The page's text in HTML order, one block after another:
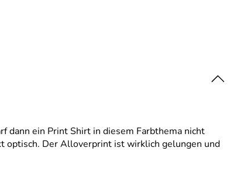
dann ein Print Shirt in diesem Farbthema nicht
optisch. Der Alloverprint ist wirklich gelungen und